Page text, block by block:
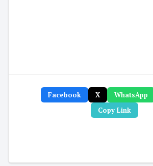
Facebook X WhatsApp
Copy Link